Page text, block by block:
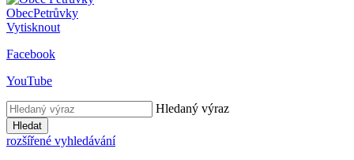
ObecPetrůvky
Vytisknout
Facebook
YouTube
Hledaný výraz
Hledat
rozšířené vyhledávání